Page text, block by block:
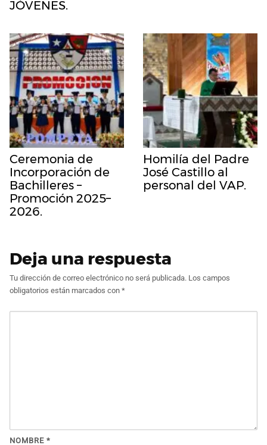
JÓVENES.
Ceremonia de
Incorporación de
Bachilleres –
Promoción 2025–
2026.
Homilía del Padre
José Castillo al
personal del VAP.
Deja una respuesta
Tu dirección de correo electrónico no será publicada. Los campos
obligatorios están marcados con *
NOMBRE *